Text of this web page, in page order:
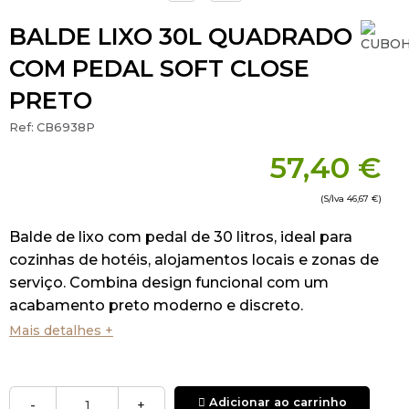
BALDE LIXO 30L QUADRADO
COM PEDAL SOFT CLOSE
PRETO
Ref: CB6938P
57,40 €
(S/Iva 46,67 €)
Balde de lixo com pedal de 30 litros, ideal para
cozinhas de hotéis, alojamentos locais e zonas de
serviço. Combina design funcional com um
acabamento preto moderno e discreto.
que garante um fecho silencioso e suave.
Mais detalhes +
- + Adicionar ao carrinho